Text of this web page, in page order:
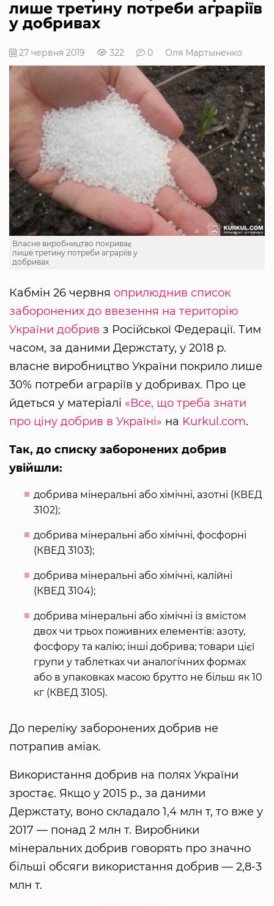
лише третину потреби аграріїв
у добривах
27 червня 2019 322 0 Оля Мартыненко
Власне виробництво покриває
лише третину потреби аграріїв у
добривах
Кабмін 26 червня оприлюднив список
заборонених до ввезення на територію
України добрив з Російської Федерації. Тим
часом, за даними Держстату, у 2018 р.
власне виробництво України покрило лише
30% потреби аграріїв у добривах. Про це
йдеться у матеріалі «Все, що треба знати
про ціну добрив в Україні» на Kurkul.com.
Так, до списку заборонених добрив
увійшли:
добрива мiнеральнi або хiмiчнi, азотнi (КВЕД
3102);
добрива мiнеральнi або хiмiчнi, фосфорнi
(КВЕД 3103);
добрива мiнеральнi або хiмiчнi, калiйнi
(КВЕД 3104);
добрива мiнеральнi або хiмiчнi iз вмiстом
двох чи трьох поживних елементiв: азоту,
фосфору та калiю; iншi добрива; товари цiєї
групи у таблетках чи аналогiчних формах
або в упаковках масою брутто не бiльш як 10
кг (КВЕД 3105).
До переліку заборонених добрив не
потрапив аміак.
Використання добрив на полях України
зростає. Якщо у 2015 р., за даними
Держстату, воно складало 1,4 млн т, то вже у
2017 — понад 2 млн т. Виробники
мінеральних добрив говорять про значно
більші обсяги використання добрив — 2,8-3
млн т.